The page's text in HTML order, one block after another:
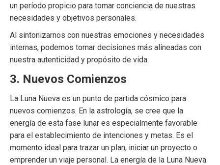
un período propicio para tomar conciencia de nuestras
necesidades y objetivos personales.
Al sintonizarnos con nuestras emociones y necesidades
internas, podemos tomar decisiones más alineadas con
nuestra autenticidad y propósito de vida.
3. Nuevos Comienzos
La Luna Nueva es un punto de partida cósmico para
nuevos comienzos. En la astrología, se cree que la
energía de esta fase lunar es especialmente favorable
para el establecimiento de intenciones y metas. Es el
momento ideal para trazar un plan, iniciar un proyecto o
emprender un viaje personal. La energía de la Luna Nueva